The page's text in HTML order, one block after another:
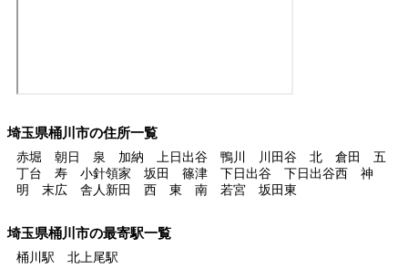
埼玉県桶川市の住所一覧
赤堀 朝日 泉 加納 上日出谷 鴨川 川田谷 北 倉田 五
丁台 寿 小針領家 坂田 篠津 下日出谷 下日出谷西 神
明 末広 舎人新田 西 東 南 若宮 坂田東
埼玉県桶川市の最寄駅一覧
桶川駅 北上尾駅